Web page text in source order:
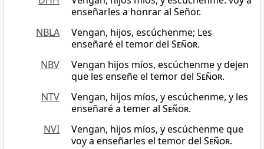
enseñarles a honrar al Señor.
NBLA
Vengan, hijos, escúchenme; Les
enseñaré el temor del Señor.
NBV
Vengan hijos míos, escúchenme y dejen
que les enseñe el temor del Señor.
NTV
Vengan, hijos míos, y escúchenme, y les
enseñaré a temer al Señor.
NVI
Vengan, hijos míos, y escúchenme que
voy a enseñarles el temor del Señor.